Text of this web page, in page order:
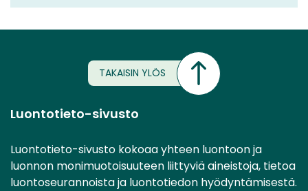
TAKAISIN YLÖS
Luontotieto-sivusto
Luontotieto-sivusto kokoaa yhteen luontoon ja
luonnon monimuotoisuuteen liittyviä aineistoja, tietoa
luontoseurannoista ja luontotiedon hyödyntämisestä.